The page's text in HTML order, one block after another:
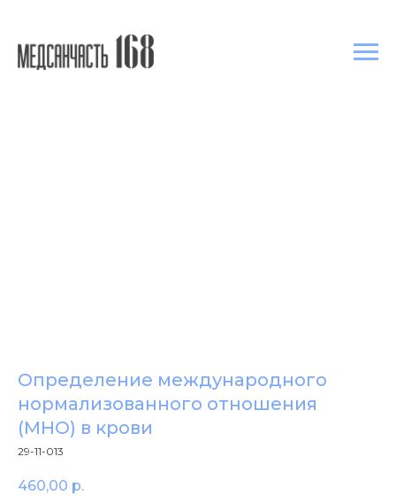
Определение международного
нормализованного отношения
(МНО) в крови
29-11-013
460,00 р.